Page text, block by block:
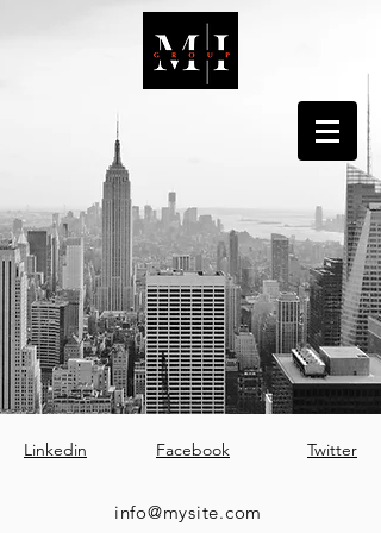
Linkedin Facebook Twitter
info@mysite.com